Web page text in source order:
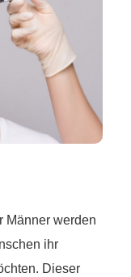
Männer werden
ihr
Dieser